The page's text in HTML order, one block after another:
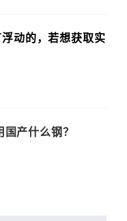
动的，若想获取实
产什么钢？